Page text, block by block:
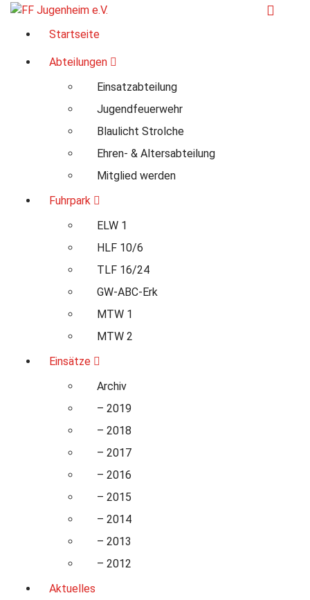
Zum
springen
Startseite
Abteilungen
Einsatzabteilung
Jugendfeuerwehr
Blaulicht Strolche
Ehren- & Altersabteilung
Mitglied werden
Fuhrpark
ELW 1
HLF 10/6
TLF 16/24
GW-ABC-Erk
MTW 1
MTW 2
Einsätze
Archiv
– 2019
– 2018
– 2017
– 2016
– 2015
– 2014
– 2013
– 2012
Aktuelles